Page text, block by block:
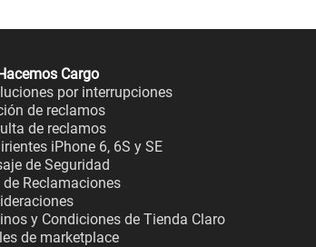
Cargo
por interrupciones
de reclamos
de reclamos
iPhone 6, 6S y SE
de Seguridad
de Reclamaciones
y Condiciones de Tienda Claro
de marketplace